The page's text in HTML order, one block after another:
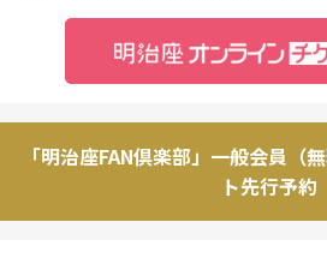
「明治座FAN倶楽部」一般会員（
ト先行予約